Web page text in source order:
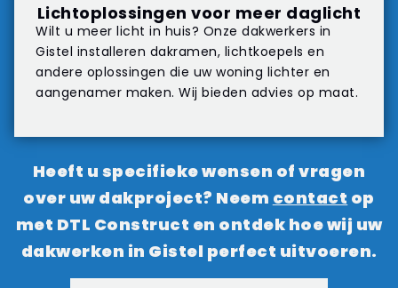
Lichtoplossingen voor meer daglicht
Wilt u meer licht in huis? Onze dakwerkers in
Gistel installeren dakramen, lichtkoepels en
andere oplossingen die uw woning lichter en
aangenamer maken. Wij bieden advies op maat.
Heeft u specifieke wensen of vragen
over uw dakproject? Neem contact op
met DTL Construct en ontdek hoe wij uw
dakwerken in Gistel perfect uitvoeren.